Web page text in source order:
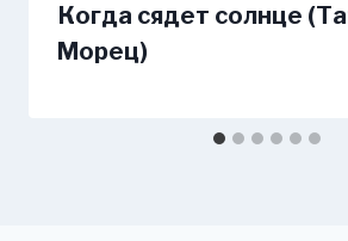
Когда сядет солнце
Морец)